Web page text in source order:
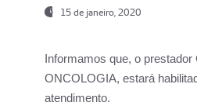
15 de janeiro, 2020
Informamos que, o
ONCOLOGIA, estará
atendimento.